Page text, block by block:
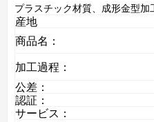
プラスチック材質、成形金型加
産地
商品名：
加工過程：
公差：
認証：
サービス：